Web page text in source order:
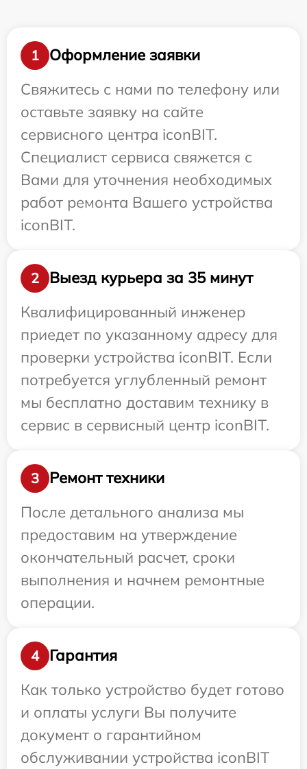
1
Оформление заявки
Свяжитесь с нами по телефону или
оставьте заявку на сайте
сервисного центра iconBIT.
Специалист сервиса свяжется с
Вами для уточнения необходимых
работ ремонта Вашего устройства
iconBIT.
2
Выезд курьера за 35 минут
Квалифицированный инженер
приедет по указанному адресу для
проверки устройства iconBIT. Если
потребуется углубленный ремонт
мы бесплатно доставим технику в
сервис в сервисный центр iconBIT.
3
Ремонт техники
После детального анализа мы
предоставим на утверждение
окончательный расчет, сроки
выполнения и начнем ремонтные
операции.
4
Гарантия
Как только устройство будет готово
и оплаты услуги Вы получите
документ о гарантийном
обслуживании устройства iconBIT